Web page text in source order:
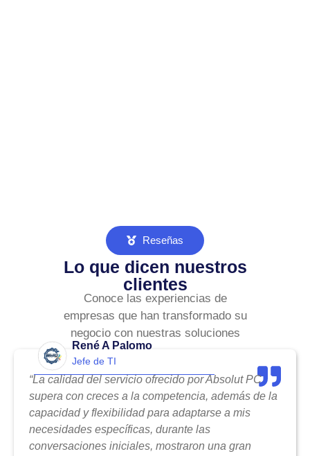
Reseñas
Lo que dicen nuestros
clientes
Conoce las experiencias de
empresas que han transformado su
negocio con nuestras soluciones
René A Palomo
Jefe de TI
“La calidad del servicio ofrecido por Absolut PC
supera con creces a la competencia, además de la
capacidad y flexibilidad para adaptarse a mis
necesidades específicas, durante las
conversaciones iniciales, mostraron una gran